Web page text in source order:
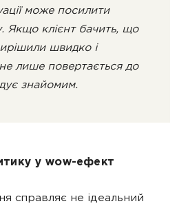
може посилити
Якщо клієнт бачить, що
швидко і
лише повертається до
знайомим.
у wow-ефект
справляє не ідеальний